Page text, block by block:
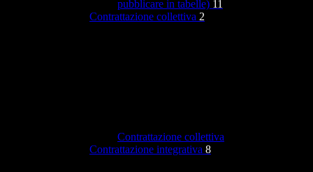
pubblicare in tabelle) 11
Contrattazione collettiva 2
Contrattazione collettiva
Contrattazione integrativa 8